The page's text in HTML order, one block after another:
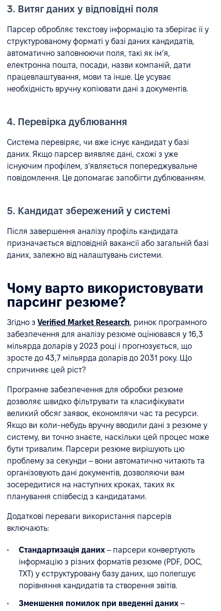
3. Витяг даних у відповідні поля
Парсер обробляє текстову інформацію та зберігає її у
структурованому форматі у базі даних кандидатів,
автоматично заповнюючи поля, такі як ім’я,
електронна пошта, посади, назви компаній, дати
працевлаштування, мови та інше. Це усуває
необхідність вручну копіювати дані з документів.
4. Перевірка дублювання
Система перевіряє, чи вже існує кандидат у базі
даних. Якщо парсер виявляє дані, схожі з уже
існуючим профілем, з'являється попереджувальне
повідомлення. Це допомагає запобігти дублюванням.
5. Кандидат збережений у системі
Після завершення аналізу профіль кандидата
призначається відповідній вакансії або загальній базі
даних, залежно від налаштувань системи.
Чому варто використовувати
парсинг резюме?
Згідно з Verified Market Research, ринок програмного
забезпечення для аналізу резюме оцінювався у 16,3
мільярда доларів у 2023 році і прогнозується, що
зросте до 43,7 мільярда доларів до 2031 року. Що
спричиняє цей ріст?
Програмне забезпечення для обробки резюме
дозволяє швидко фільтрувати та класифікувати
великий обсяг заявок, економлячи час та ресурси.
Якщо ви коли-небудь вручну вводили дані з резюме у
систему, ви точно знаєте, наскільки цей процес може
бути тривалим. Парсери резюме вирішують цю
проблему за секунди – вони автоматично читають та
організовують дані документів, дозволяючи вам
зосередитися на наступних кроках, таких як
планування співбесід з кандидатами.
Додаткові переваги використання парсерів
включають:
Стандартизація даних – парсери конвертують
інформацію з різних форматів резюме (PDF, DOC,
TXT) у єструктуровану базу даних, що полегшує
порівняння кандидатів та створення звітів.
Зменшення помилок при введенні даних –